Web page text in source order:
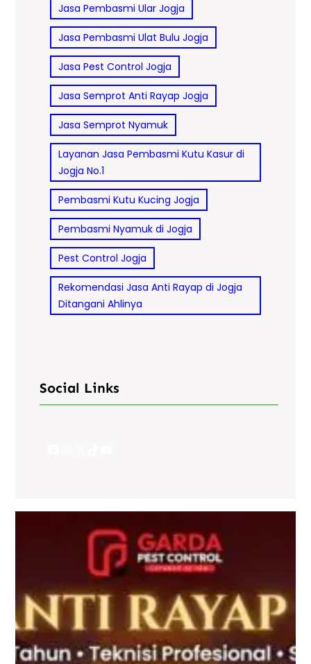
Jasa Pembasmi Ular Jogja
Jasa Pembasmi Ulat Bulu Jogja
Jasa Pest Control Jogja
Jasa Semprot Anti Rayap Jogja
Jasa Semprot Nyamuk
Layanan Jasa Pembasmi Kutu Kasur di
Jogja No.1
Pembasmi Kutu Kucing Jogja
Pembasmi Nyamuk di Jogja
Pest Control Jogja
Rekomendasi Jasa Anti Rayap di Jogja
Ditangani Ahlinya
Social Links